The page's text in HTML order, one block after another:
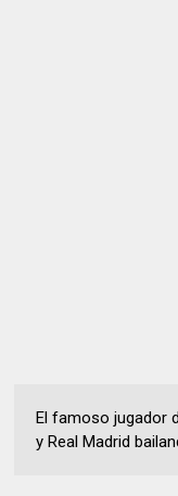
El famoso jugador
y Real Madrid